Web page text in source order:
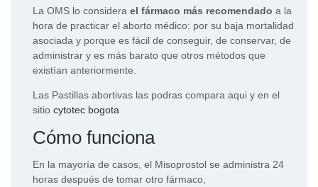
La OMS lo considera el fármaco más recomendado a la
hora de practicar el aborto médico: por su baja mortalidad
asociada y porque es fácil de conseguir, de conservar, de
administrar y es más barato que otros métodos que
existían anteriormente.
Las Pastillas abortivas las podras compara aqui y en el
sitio cytotec bogota
Cómo funciona
En la mayoría de casos, el Misoprostol se administra 24
horas después de tomar otro fármaco,